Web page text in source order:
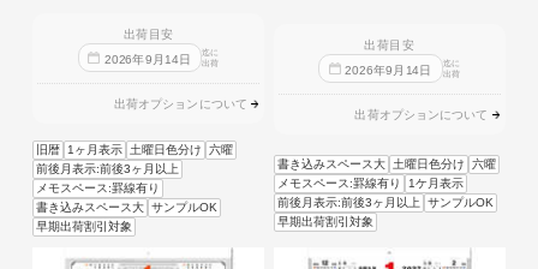
出荷目安
2026年9 月 14日
迄に
出荷
出荷オプションについて
旧暦 1ヶ月表示 土曜日色分け
六曜
前後月表示:前後3ヶ月以上
メモスペース:罫線有り
書き込みスペース大 サンプルOK
早期出荷割引対象
出荷目安
2026年9 月 14日
迄に
出荷
出荷オプションについて
書き込みスペース大 土曜日色分け
六曜
メモスペース:罫線有り
1ケ月表示
前後月表示:前後3ヶ月以上 サンプルOK
早期出荷割引対象